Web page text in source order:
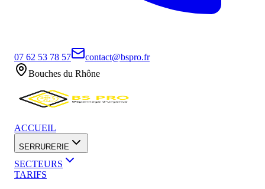
07 62 53 78 57
contact@bspro.fr
Bouches du Rhône
ACCUEIL
SERRURERIE
SECTEURS
TARIFS